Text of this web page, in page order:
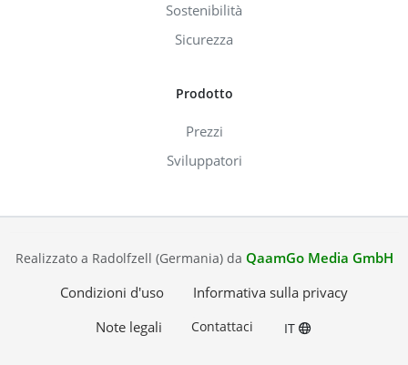
Sostenibilità
Sicurezza
Prodotto
Prezzi
Sviluppatori
Realizzato a Radolfzell (Germania) da QaamGo Media GmbH
Condizioni d'uso
Informativa sulla privacy
Note legali
Contattaci IT